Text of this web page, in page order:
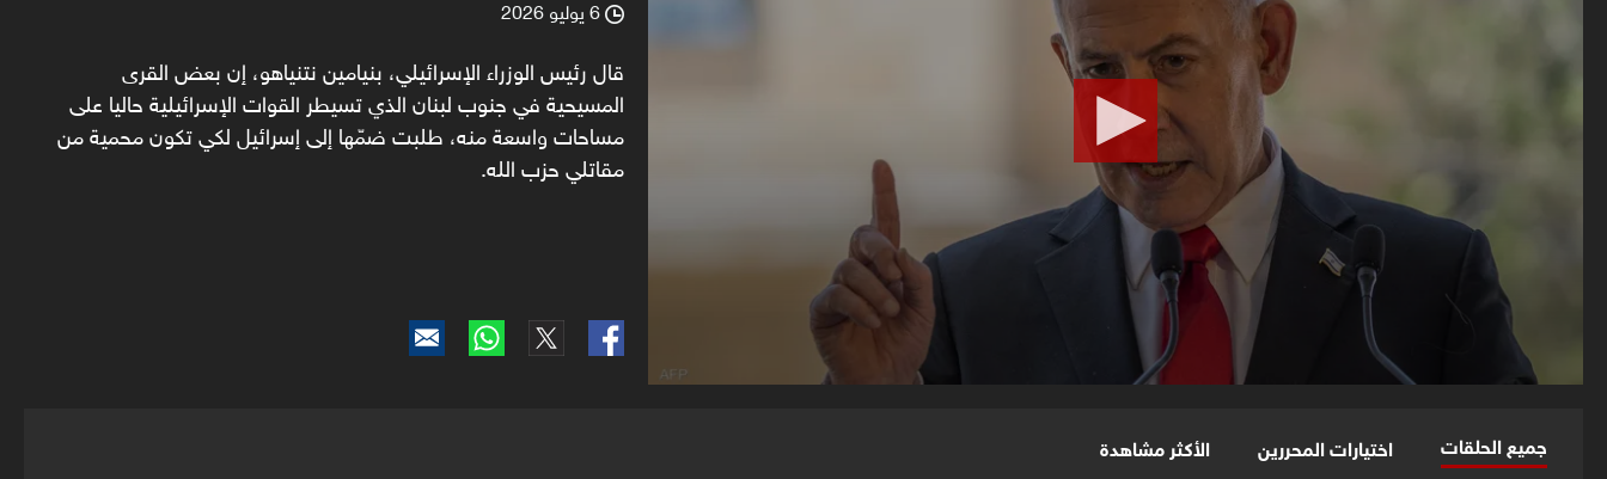
l 6 يوليو 2026
قال رئيس الوزراء الإسرائيلي، بنيامين نتنياهو، إن بعض القرى
المسيحية في جنوب لبنان الذي تسيطر القوات الإسرائيلية حاليا على
مساحات واسعة منه، طلبت ضمّها إلى إسرائيل لكي تكون محمية من
مقاتلي حزب الله.
جميع الحلقات اختيارات المحررين الأكثر مشاهدة